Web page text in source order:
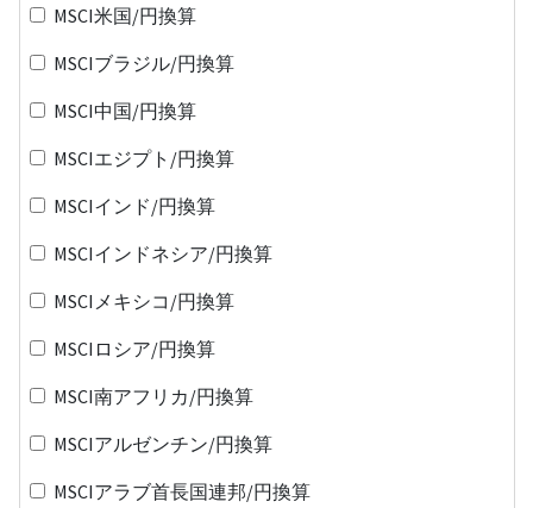
MSCI米国/円換算
MSCIブラジル/円換算
MSCI中国/円換算
MSCIエジプト/円換算
MSCIインド/円換算
MSCIインドネシア/円換算
MSCIメキシコ/円換算
MSCIロシア/円換算
MSCI南アフリカ/円換算
MSCIアルゼンチン/円換算
MSCIアラブ首長国連邦/円換算